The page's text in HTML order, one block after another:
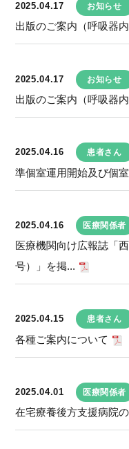
2025.04.17 お知らせ
出版のご案内（呼吸器
2025.04.17 お知らせ
出版のご案内（呼吸器
2025.04.16 患者さん
準個室運用開始及び個
2025.04.16 医療関係者
医療機関向け広報誌「
号）」を掲...
2025.04.15 患者さん
各種ご案内について
2025.04.01 医療関係者
在宅療養後方支援病院